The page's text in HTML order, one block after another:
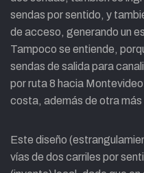
sendas por sentido, y
de acceso, generando un
Tampoco se entiende,
sendas de salida para
por ruta 8 hacia
costa, además de otra más
Este diseño
vías de dos carriles por